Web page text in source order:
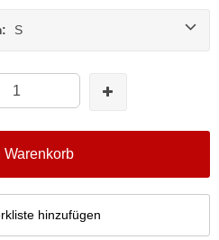
S
Warenkorb
hinzufügen